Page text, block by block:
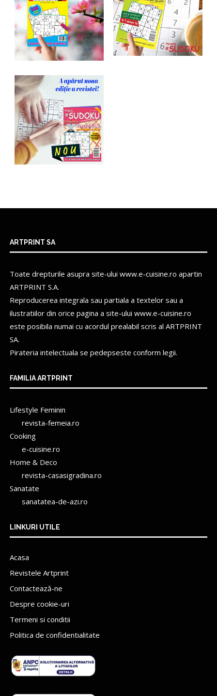
ARTPRINT SA
Toate drepturile asupra site-ului www.e-cuisine.ro apartin
ARTPRINT S.A.
Reproducerea integrala sau partiala a textelor sau a
ilustratiilor din orice pagina a site-ului www.e-cuisine.ro
este posibila numai cu acordul prealabil scris al ARTPRINT
SA.
Pirateria intelectuala se pedepseste conform legii.
FAMILIA ARTPRINT
Lifestyle Feminin
revista-femeia.ro
Cooking
e-cuisine.ro
Home & Deco
revista-casasigradina.ro
Sanatate
sanatatea-de-azi.ro
LINKURI UTILE
Acasa
Revistele Artprint
Contactează-ne
Despre cookie-uri
Termeni si conditii
Politica de confidentialitate